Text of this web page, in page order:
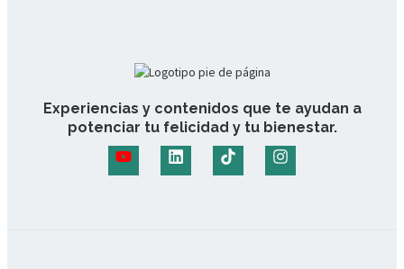
Experiencias y contenidos que te ayudan a
potenciar tu felicidad y tu bienestar.